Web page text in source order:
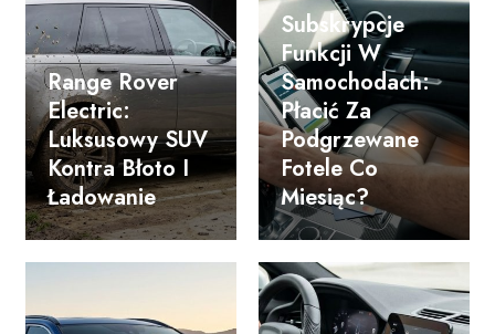
Range Rover
Electric:
Luksusowy SUV
Kontra Błoto I
Ładowanie
Subskrypcje
Funkcji W
Samochodach:
Płacić Za
Podgrzewane
Fotele Co
Miesiąc?